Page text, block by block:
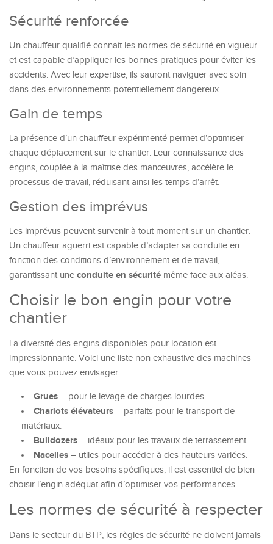
Sécurité renforcée
Un chauffeur qualifié connaît les normes de sécurité en vigueur
et est capable d’appliquer les bonnes pratiques pour éviter les
accidents. Avec leur expertise, ils sauront naviguer avec soin
dans des environnements potentiellement dangereux.
Gain de temps
La présence d’un chauffeur expérimenté permet d’optimiser
chaque déplacement sur le chantier. Leur connaissance des
engins, couplée à la maîtrise des manœuvres, accélère le
processus de travail, réduisant ainsi les temps d’arrêt.
Gestion des imprévus
Les imprévus peuvent survenir à tout moment sur un chantier.
Un chauffeur aguerri est capable d’adapter sa conduite en
fonction des conditions d’environnement et de travail,
garantissant une conduite en sécurité même face aux aléas.
Choisir le bon engin pour votre
chantier
La diversité des engins disponibles pour location est
impressionnante. Voici une liste non exhaustive des machines
que vous pouvez envisager :
Grues – pour le levage de charges lourdes.
Chariots élévateurs – parfaits pour le transport de
matériaux.
Bulldozers – idéaux pour les travaux de terrassement.
Nacelles – utiles pour accéder à des hauteurs variées.
En fonction de vos besoins spécifiques, il est essentiel de bien
choisir l’engin adéquat afin d’optimiser vos performances.
Les normes de sécurité à respecter
Dans le secteur du BTP, les règles de sécurité ne doivent jamais